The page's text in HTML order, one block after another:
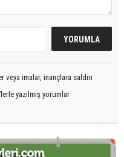
imalar, inançlara saldırı
yazılmış yorumlar